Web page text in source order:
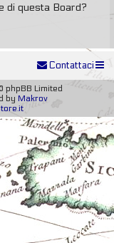
di questa Board?
Contattaci
phpBB Limited
by Makrov